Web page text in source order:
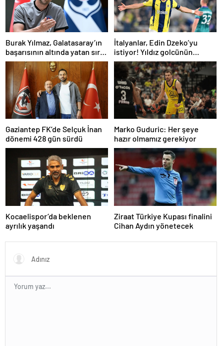
Burak Yılmaz, Galatasaray’ın
başarısının altında yatan sırrı
açıkladı
İtalyanlar, Edin Dzeko’yu
istiyor! Yıldız golcünün
transfer kararı şaşırttı…
Gaziantep FK’de Selçuk İnan
dönemi 428 gün sürdü
Marko Guduric: Her şeye
hazır olmamız gerekiyor
Kocaelispor’da beklenen
ayrılık yaşandı
Ziraat Türkiye Kupası finalini
Cihan Aydın yönetecek